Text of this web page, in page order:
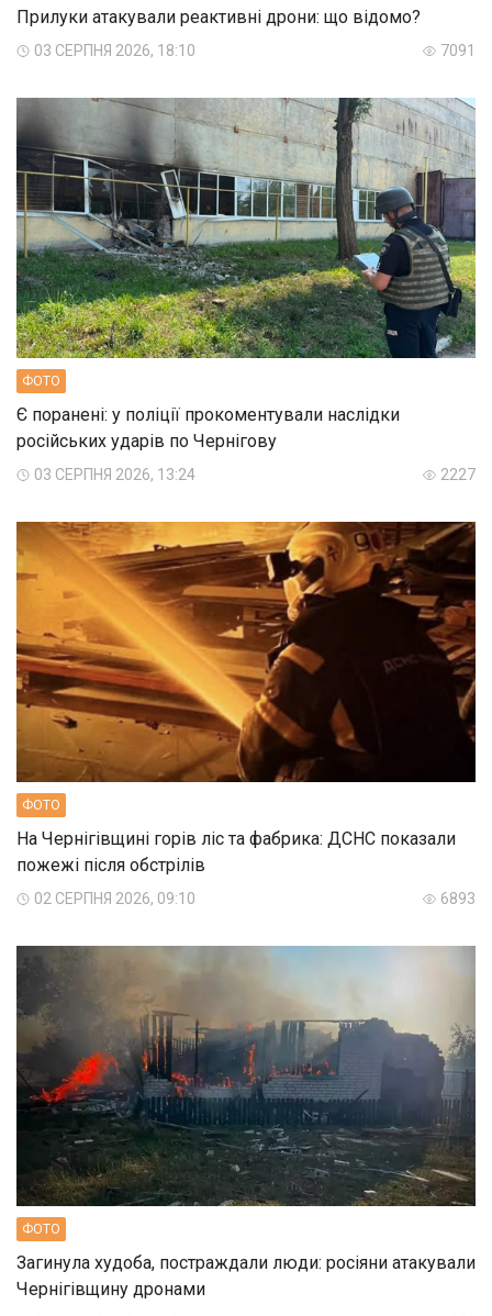
Прилуки атакували реактивні дрони: що відомо?
03 СЕРПНЯ 2026, 18:10 7091
ФОТО
Є поранені: у поліції прокоментували наслідки
російських ударів по Чернігову
03 СЕРПНЯ 2026, 13:24 2227
ФОТО
На Чернігівщині горів ліс та фабрика: ДСНС показали
пожежі після обстрілів
02 СЕРПНЯ 2026, 09:10 6893
ФОТО
Загинула худоба, постраждали люди: росіяни атакували
Чернігівщину дронами